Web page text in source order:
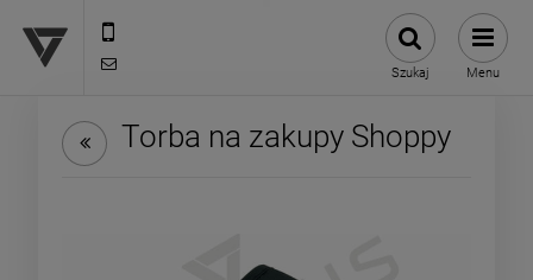
Szukaj Menu
Torba na zakupy Shoppy